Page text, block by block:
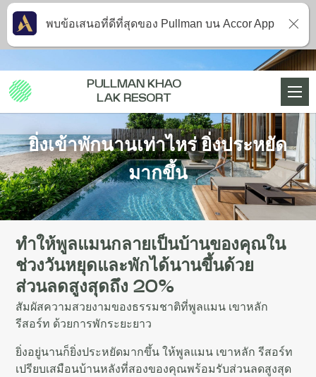
ยิ่งเข้าพักนานเท่าไหร่ ยิ่งประหยัด
มากขึ้น
ทำให้พูลแมนกลายเป็นบ้านของคุณใน
ช่วงวันหยุดและพักได้นานขึ้นด้วย
ส่วนลดสูงสุดถึง 20%
สัมผัสความสวยงามของธรรมชาติที่พูลแมน เขาหลัก
รีสอร์ท ด้วยการพักระยะยาว
ยิ่งอยู่นานก็ยิ่งประหยัดมากขึ้น ให้พูลแมน เขาหลัก รีสอร์ท
เปรียบเสมือนบ้านหลังที่สองของคุณพร้อมรับส่วนลดสูงสุด
PULLMAN KHAO
LAK RESORT
พบข้อเสนอที่ดีที่สุดของ Pullman บน Accor App